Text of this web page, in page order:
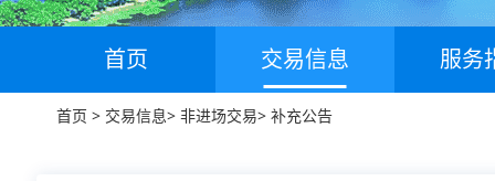
首页 交易信息 服务
首页 > 交易信息> 非进场交易> 补充公告